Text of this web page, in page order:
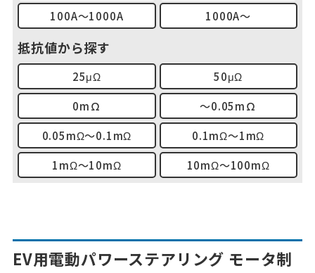
100A～1000A
1000A～
抵抗値から探す
25μΩ
50μΩ
0mΩ
～0.05mΩ
0.05mΩ～0.1mΩ
0.1mΩ～1mΩ
1mΩ～10mΩ
10mΩ～100mΩ
EV用電動パワーステアリング モータ制